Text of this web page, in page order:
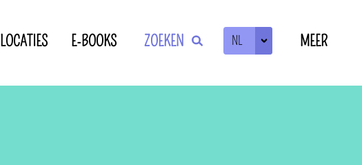
LOCATIES E-BOOKS ZOEKEN NL MEER